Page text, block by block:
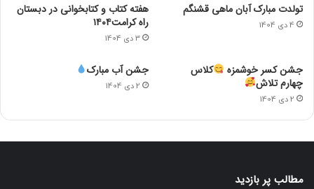
تولدت مبارک آبان ماهی قشنگم
4 دی 1404
هفته کتاب و کتابخوانی در دبستان
راه کرامت۱۴۰۴
3 دی 1404
جشن کسر خوشمزه
کلاس
چهارم تلاش
2 دی 1404
جشن آب مبارک
2 دی 1404
مطالب پر بازدید